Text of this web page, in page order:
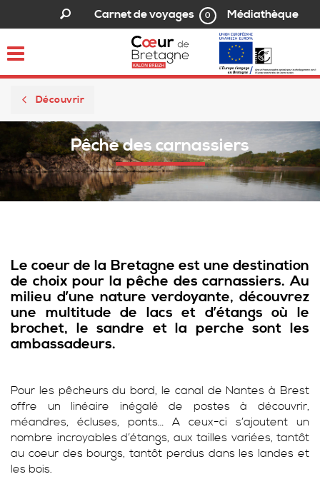
Carnet de voyages 0 Médiathèque
Toggle
Découvrir
Pêche des carnassiers
Le coeur de la Bretagne est une destination
de choix pour la pêche des carnassiers. Au
milieu d’une nature verdoyante, découvrez
une multitude de lacs et d’étangs où le
brochet, le sandre et la perche sont les
ambassadeurs.
Pour les pêcheurs du bord, le canal de Nantes à Brest
offre un linéaire inégalé de postes à découvrir,
méandres, écluses, ponts… A ceux-ci s’ajoutent un
nombre incroyables d’étangs, aux tailles variées, tantôt
au coeur des bourgs, tantôt perdus dans les landes et
les bois.